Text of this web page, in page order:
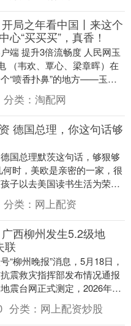
局之年看中国丨来这个
心“买买买”，真香！
端 提升3倍流畅度 人民网玉
（韦欢、覃心、梁章晖）在
“喷香扑鼻”的地方——玉林
交易中心。每天，一车又一
分类： 淘配网
德国总理，你这句话够
国总理默茨这句话，够狠够
时，美欧是亲密的一家，很
子以去美国读书生活为荣。
要变了。 5月15日，德国总
分类： 网上配资
西柳州发生5.2级地
联
“柳州晚报”消息，5月18日，
震救灾指挥部发布情况通报
震台网正式测定，2026年5
21分，在广西柳州市柳南区
分类： 网上配资炒股